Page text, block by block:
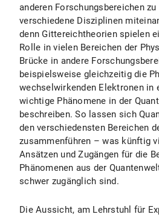
anderen Forschungsbereichen
verschiedene Disziplinen
denn Gittereichtheorien spielen
Rolle in vielen Bereichen der
Brücke in andere
beispielsweise gleichzeitig die
wechselwirkenden Elektronen in
wichtige Phänomene in der
beschreiben. So lassen sich
den verschiedensten Bereichen
zusammenführen – was künftig
Ansätzen und Zugängen für die
Phänomenen aus der
schwer zugänglich sind.
Die Aussicht, am Lehrstuhl für